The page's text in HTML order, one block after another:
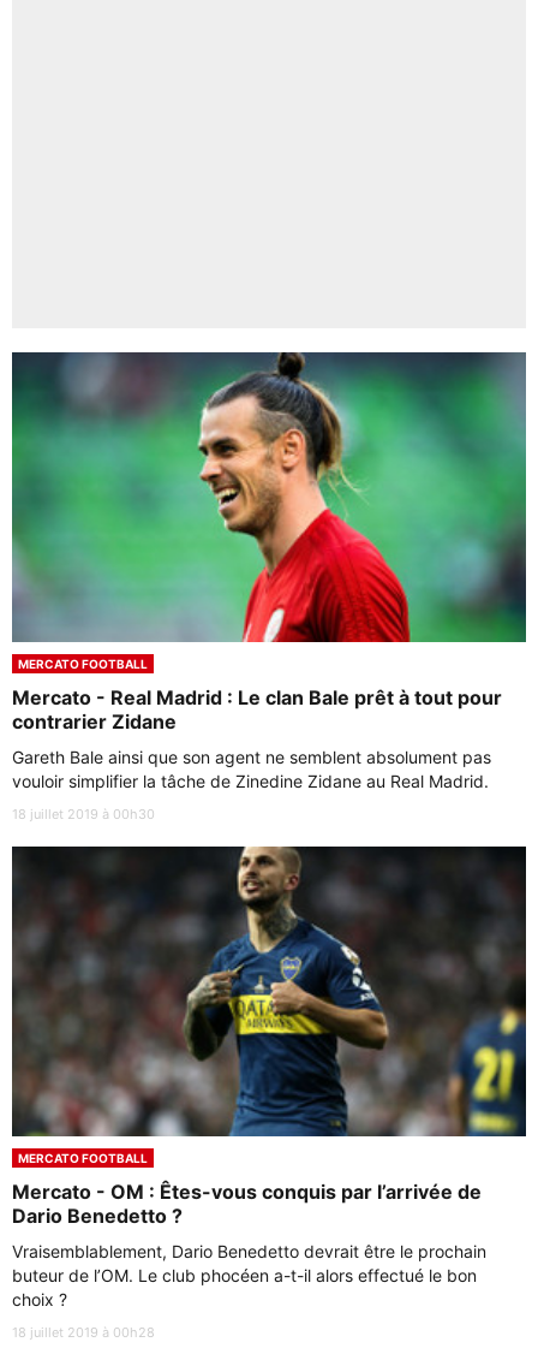
MERCATO FOOTBALL
Mercato - Real Madrid : Le clan Bale prêt à tout pour
contrarier Zidane
Gareth Bale ainsi que son agent ne semblent absolument pas
vouloir simplifier la tâche de Zinedine Zidane au Real Madrid.
18 juillet 2019 à 00h30
MERCATO FOOTBALL
Mercato - OM : Êtes-vous conquis par l’arrivée de
Dario Benedetto ?
Vraisemblablement, Dario Benedetto devrait être le prochain
buteur de l’OM. Le club phocéen a-t-il alors effectué le bon
choix ?
18 juillet 2019 à 00h28